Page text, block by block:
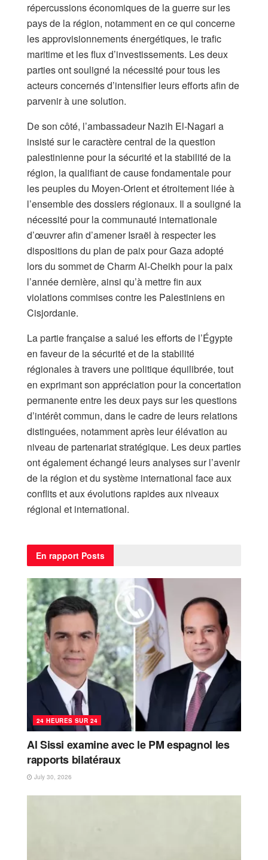
répercussions économiques de la guerre sur les
pays de la région, notamment en ce qui concerne
les approvisionnements énergétiques, le trafic
maritime et les flux d’investissements. Les deux
parties ont souligné la nécessité pour tous les
acteurs concernés d’intensifier leurs efforts afin de
parvenir à une solution.
De son côté, l’ambassadeur Nazih El-Nagari a
insisté sur le caractère central de la question
palestinienne pour la sécurité et la stabilité de la
région, la qualifiant de cause fondamentale pour
les peuples du Moyen-Orient et étroitement liée à
l’ensemble des dossiers régionaux. Il a souligné la
nécessité pour la communauté internationale
d’œuvrer afin d’amener Israël à respecter les
dispositions du plan de paix pour Gaza adopté
lors du sommet de Charm Al-Cheikh pour la paix
l’année dernière, ainsi qu’à mettre fin aux
violations commises contre les Palestiniens en
Cisjordanie.
La partie française a salué les efforts de l’Égypte
en faveur de la sécurité et de la stabilité
régionales à travers une politique équilibrée, tout
en exprimant son appréciation pour la concertation
permanente entre les deux pays sur les questions
d’intérêt commun, dans le cadre de leurs relations
distinguées, notamment après leur élévation au
niveau de partenariat stratégique. Les deux parties
ont également échangé leurs analyses sur l’avenir
de la région et du système international face aux
conflits et aux évolutions rapides aux niveaux
régional et international.
En rapport Posts
24 HEURES SUR 24
Al Sissi examine avec le PM espagnol les
rapports bilatéraux
July 30, 2026